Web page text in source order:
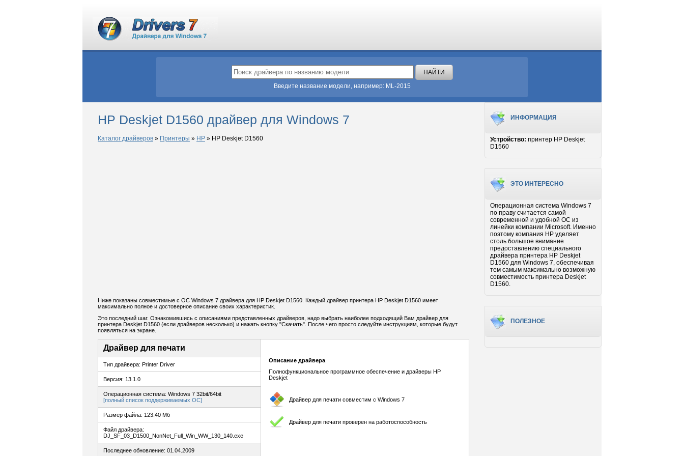
Введите название модели, например: ML-2015
HP Deskjet D1560 драйвер для Windows 7
Каталог драйверов » Принтеры » HP » HP Deskjet D1560
Ниже показаны совместимые с ОС Windows 7 драйвера для HP Deskjet D1560. Каждый драйвер принтера HP Deskjet D1560 имеет
максимально полное и достоверное описание своих характеристик.
Это последний шаг. Ознакомившись с описаниями представленных драйверов, надо выбрать наиболее подходящий Вам драйвер для
принтера Deskjet D1560 (если драйверов несколько) и нажать кнопку "Скачать". После чего просто следуйте инструкциям, которые будут
появляться на экране.
Драйвер для печати
Тип драйвера: Printer Driver
Версия: 13.1.0
Операционная система: Windows 7 32bit/64bit
[полный список поддерживаемых ОС]
Размер файла: 123.40 Мб
Файл драйвера:
DJ_SF_03_D1500_NonNet_Full_Win_WW_130_140.exe
Последнее обновление: 01.04.2009
Описание драйвера
Полнофункциональное программное обеспечение и драйверы HP
Deskjet
Драйвер для печати совместим с Windows 7
Драйвер для печати проверен на работоспособность
ИНФОРМАЦИЯ
Устройство: принтер HP Deskjet
D1560
ЭТО ИНТЕРЕСНО
Операционная система Windows 7
по праву считается самой
современной и удобной ОС из
линейки компании Microsoft. Именно
поэтому компания HP уделяет
столь большое внимание
предоставлению специального
драйвера принтера HP Deskjet
D1560 для Windows 7, обеспечивая
тем самым максимально возможную
совместимость принтера Deskjet
D1560.
ПОЛЕЗНОЕ